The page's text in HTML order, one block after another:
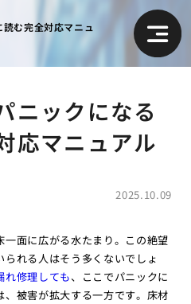
む完全対応マニュ
ニックになる
応マニュアル
2025.10.09
一面に広がる水たまり。この絶望
れる人はそう多くないでしょ
れ修理しても、ここでパニックに
被害が拡大する一方です。床材